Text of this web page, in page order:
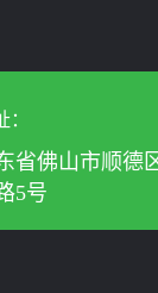
：
省佛山市顺德
5号